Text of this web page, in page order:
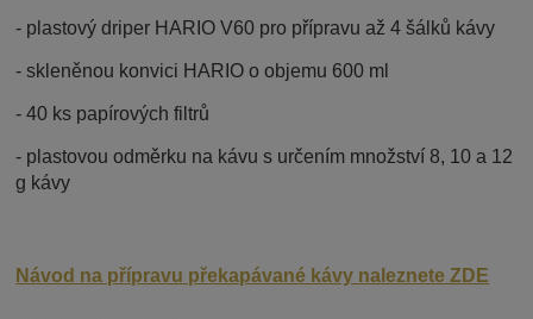
- plastový driper HARIO V60 pro přípravu až 4 šálků kávy
- skleněnou konvici HARIO o objemu 600 ml
- 40 ks papírových filtrů
- plastovou odměrku na kávu s určením množství 8, 10 a 12
g kávy
Návod na přípravu překapávané kávy naleznete ZDE